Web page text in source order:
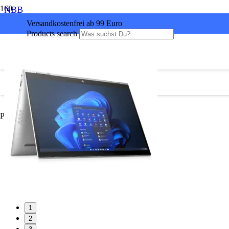
Versandkostenfrei ab 99 Euro
Products search
Produkt wurde Ihrem Warenkorb hinzugefügt.
NBB
1
2